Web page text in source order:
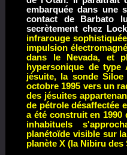
embarquée dans une
contact de Barbato
secrètement chez
infrarouge
impulsion
dans le Nevada, et
hypersonique de type
jésuite,
la sonde
octobre 1995 vers un
des jésuites
de pétrole désaffectée
a été construit en
inhabituels
planétoïde visible sur
planète X (la Nibiru des